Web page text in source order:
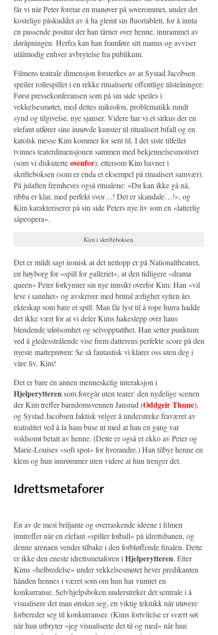
får vi når Peter foretar en manøver på soverommet, under det
kostelige påskuddet av å ha glemt sin fluortablett, for å innta
en passende positur der han tårner over henne, innrammet av
døråpningen. Herfra kan han framføre sitt manus og avviser
utålmodig enhver avbrytelse fra publikum.
Filmens teatrale dimensjon forsterkes av at Systad Jacobsen
speiler rollespillet i en rekke ritualiserte offentlige tilstelninger:
Først pressekonferansen som på sin side speiles i
vekkelsesmøtet, med dettes mikrofon, problematikk rundt
synd og tilgivelse, nye sjanser. Videre har vi et sirkus der en
elefant utfører sine innøvde kunster til ritualisert bifall og en
katolsk messe Kim kommer for sent til. I det siste tilfellet
tvinnes teaterdimensjonen sammen med bekjennelsesmotivet
(som vi diskuterteovenfor), ettersom Kim havner i
skrifteboksen (som er enda et eksempel på ritualisert samvær).
På julaften fremheves også ritualene: «Du kan ikke gå nå,
ribba er klar, med perfekt svor…! Det er skandale…!», og
Kim karakteriserer på sin side Peters nye liv som en «latterlig
såpeopera».
Kim i skrifteboksen.
Det er mildt sagt ironisk at det nettopp er på Nationaltheatret,
en høyborg for «spill for galleriet», at den tidligere «drama
queen» Peter forkynner sin nye innsikt overfor Kim: Han «vil
leve i sannhet» og avskriver med brutal ærlighet sytten års
ekteskap som bare et spill. Man får lyst til å rope hurra hadde
det ikke vært for at vi deler Kims hakeslepp over hans
blendende ufølsomhet og selvopptatthet. Han setter punktum
ved å gledesstrålende vise frem datterens perfekte score på den
nyeste matteprøven: Se så fantastisk vi klarer oss uten deg i
våre liv, Kim!
Det er bare én annen menneskelig interaksjon i
Hjelperytterensom foregår uten teater: den nydelige scenen
der Kim treffer barndomsvennen Jansrud (Oddgeir Thune),
og Systad Jacobsen faktisk velger å understreke fraværet av
teatralitet ved å la ham buse ut med at han en gang var
voldsomt betatt av henne. (Dette er også et ekko av Peter og
Marie-Louises «soft spot» for hverandre.) Han tilbyr henne en
klem og hun innrømmer uten videre at hun trenger det.
Idrettsmetaforer
En av de mest briljante og overraskende ideene i filmen
inntreffer når en elefant «spiller fotball» på idrettsbanen, og
denne arenaen vender tilbake i den forbløffende finalen. Dette
er ikke den eneste idrettsmetaforen i Hjelperytteren. Etter
Kims «helbredelse» under vekkelsesmøtet hever predikanten
hånden hennes i været som om hun har vunnet en
konkurranse. Selvhjelpsboken understreker det sentrale i å
visualisere det man ønsker seg, en viktig teknikk når utøvere
forbereder seg til konkurranser. (Kims fortvilelse er svært søt
når hun utbryter «jeg visualiserte det til og med» når hun